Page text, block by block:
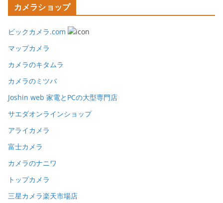
カメラショップ
ビックカメラ.com
マップカメラ
カメラのキタムラ
カメラのミツバ
Joshin web 家電とPCの大型専門店
サエダオンラインショップ
アライカメラ
富士カメラ
カメラのナニワ
トップカメラ
三星カメラ楽天市場店